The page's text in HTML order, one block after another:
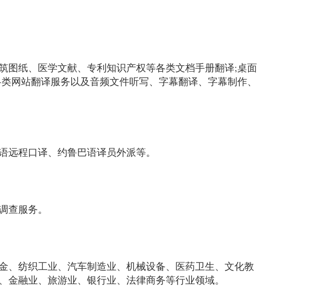
纸、医学文献、专利知识产权等各类文档手册翻译;桌面
站翻译服务以及音频文件听写、字幕翻译、字幕制作、
程口译、约鲁巴语译员外派等。
服务。
纺织工业、汽车制造业、机械设备、医药卫生、文化教
融业、旅游业、银行业、法律商务等行业领域。